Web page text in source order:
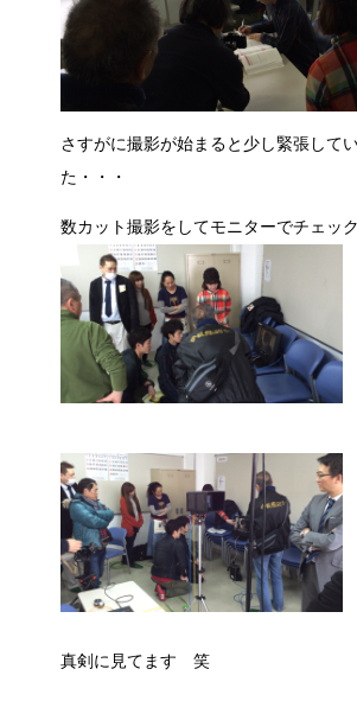
さすがに撮影が始まると少し緊張して
た・・・
数カット撮影をしてモニターでチェック
真剣に見てます 笑